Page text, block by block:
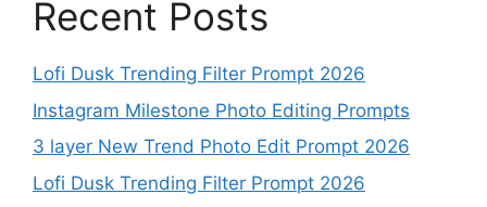
Recent Posts
Lofi Dusk Trending Filter Prompt 2026
Instagram Milestone Photo Editing Prompts
3 layer New Trend Photo Edit Prompt 2026
Lofi Dusk Trending Filter Prompt 2026